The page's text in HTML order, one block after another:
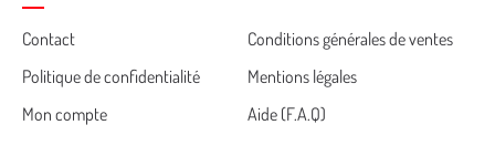
Cemea
footer
Contact
Conditions générales de ventes
Politique de confidentialité
Mentions légales
Mon compte
Aide (F.A.Q)